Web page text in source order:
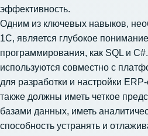
эффективность.
Одним из ключевых навыков,
1С, является глубокое
программирования, как SQL и
используются совместно с
для разработки и настройки
также должны иметь четкое
базами данных, иметь
способность устранять и